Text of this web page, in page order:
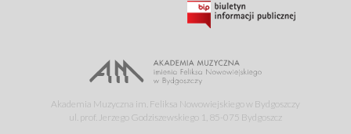
Akademia Muzyczna im. Feliksa Nowowiejskiego w Bydgoszczy
ul. prof. Jerzego Godziszewskiego 1, 85-075 Bydgoszcz